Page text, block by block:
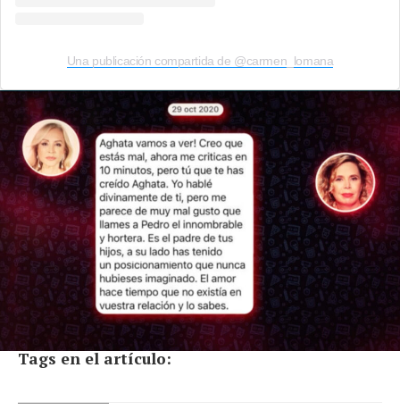
Una publicación compartida de @carmen_lomana
Tags en el artículo: